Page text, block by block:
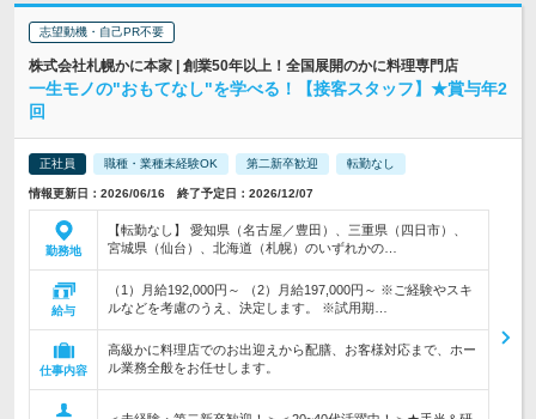
志望動機・自己PR不要
株式会社札幌かに本家 | 創業50年以上！全国展開のかに料理専門店
一生モノの"おもてなし"を学べる！【接客スタッフ】★賞与年2
回
正社員 職種・業種未経験OK 第二新卒歓迎 転勤なし
情報更新日：2026/06/16 終了予定日：2026/12/07
勤務地
【転勤なし】 愛知県（名古屋／豊田）、三重県（四日市）、
宮城県（仙台）、北海道（札幌）のいずれかの…
給与
（1）月給192,000円～ （2）月給197,000円～ ※ご経験やスキ
ルなどを考慮のうえ、決定します。 ※試用期…
仕事内容
高級かに料理店でのお出迎えから配膳、お客様対応まで、ホー
ル業務全般をお任せします。